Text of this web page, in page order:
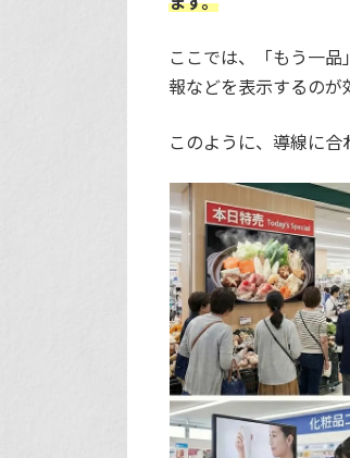
ここでは、「もう一
報などを表示するのが
このように、導線に合